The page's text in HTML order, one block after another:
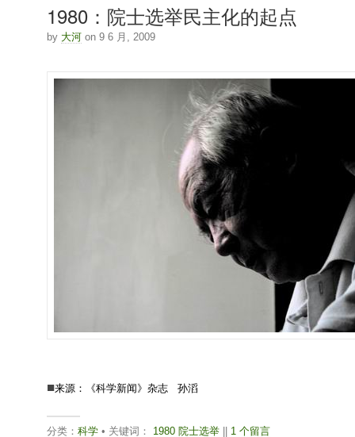
1980：院士选举民主化的起点
by 大河on 9 6 月, 2009
■来源：《科学新闻》杂志 孙滔
分类： 科学• 关键词： 1980 院士选举|| 1 个留言